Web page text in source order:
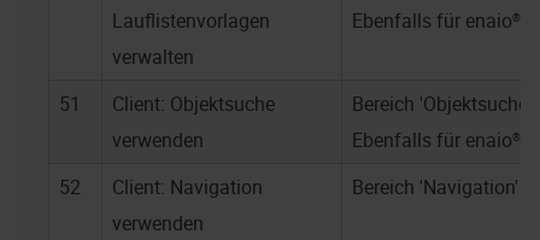
Lauflistenvorlagen
verwalten
Ebenfalls für enaio®
51
Client: Objektsuche
verwenden
Bereich 'Objektsuche'
Ebenfalls für enaio®
52
Client: Navigation
verwenden
Bereich 'Navigation'